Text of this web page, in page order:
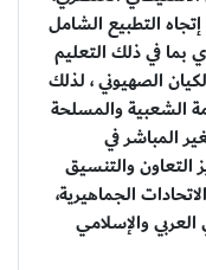
التطبيع الشامل
بما في ذلك التعليم
الصهيوني ، لذلك
الشعبية والمسلحة
المباشر في
التعاون والتنسيق
الجماهيرية،
والإسلامي